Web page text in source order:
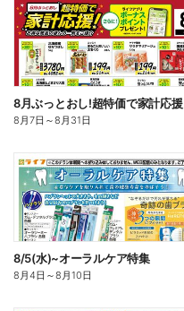
8月ぶっとおし!超特価で家計応援
8月7日 ～8月31日
8/5(水)~オーラルケア特集
8月4日 ～8月10日